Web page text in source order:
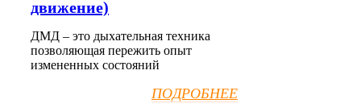
движение)
ДМД – это дыхательная техника
позволяющая пережить опыт
измененных состояний
ПОДРОБНЕЕ